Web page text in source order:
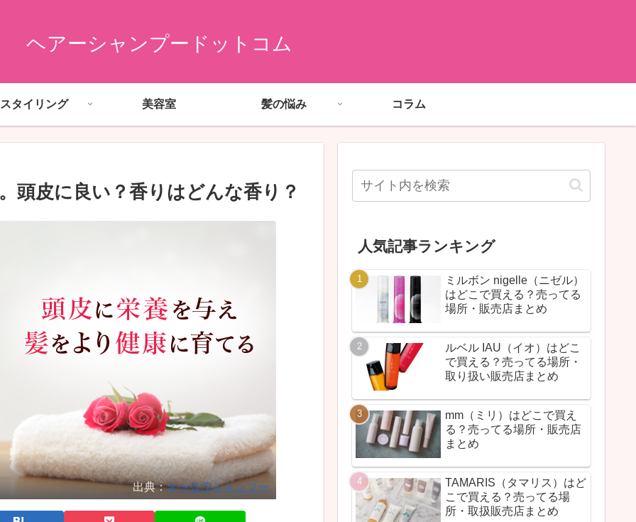
ヘアーシャンプードットコム
スタイリング 美容室 髪の悩み コラム
頭皮に良い？香りはどんな香り？
出典：オーロラシャンプー
人気記事ランキング
ミルボン nigelle（ニゼル）
はどこで買える？売ってる
場所・販売店まとめ
ルベル IAU（イオ）はどこ
で買える？売ってる場所・
取り扱い販売店まとめ
mm（ミリ）はどこで買え
る？売ってる場所・販売店
まとめ
TAMARIS（タマリス）はど
こで買える？売ってる場
所・取扱販売店まとめ